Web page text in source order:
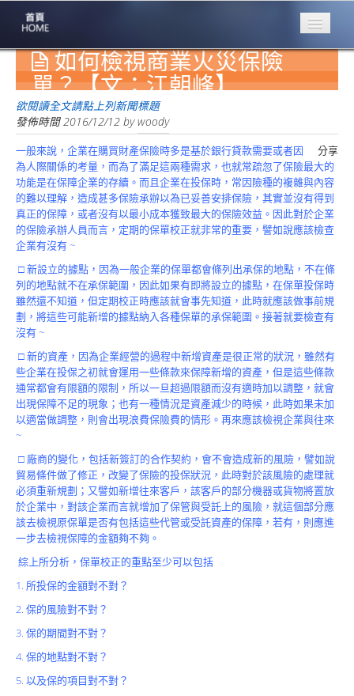
專業豐林
Professional
保險大家談
1386集
台灣商業保險
第一品牌
關於豐林
About
服務項目
Service
火災保額
估算系統
Product
如何檢視商業火災保險
單？【文：江朝峰】
欲閱讀全文請點上列新聞標題
發佈時間2016/12/12 bywoody
分享
一般來說，企業在購買財產保險時多是基於銀行貸款需要或者因
為人際關係的考量，而為了滿足這兩種需求，也就常疏忽了保險最大的
功能是在保障企業的存續。而且企業在投保時，常因險種的複雜與內容
的難以理解，造成甚多保險承辦以為已妥善安排保險，其實並沒有得到
真正的保障，或者沒有以最小成本獲致最大的保險效益。因此對於企業
的保險承辦人員而言，定期的保單校正就非常的重要，譬如說應該檢查
企業有沒有 ~
□ 新設立的據點，因為一般企業的保單都會條列出承保的地點，不在條
列的地點就不在承保範圍，因此如果有即將設立的據點，在保單投保時
雖然還不知道，但定期校正時應該就會事先知道，此時就應該做事前規
劃，將這些可能新增的據點納入各種保單的承保範圍。接著就要檢查有
沒有 ~
□ 新的資產，因為企業經營的過程中新增資產是很正常的狀況，雖然有
些企業在投保之初就會運用一些條款來保障新增的資產，但是這些條款
通常都會有限額的限制，所以一旦超過限額而沒有適時加以調整，就會
出現保障不足的現象；也有一種情況是資產減少的時候，此時如果未加
以適當做調整，則會出現浪費保險費的情形。再來應該檢視企業與往來
~
□ 廠商的變化，包括新簽訂的合作契約，會不會造成新的風險，譬如說
貿易條件做了修正，改變了保險的投保狀況，此時對於該風險的處理就
必須重新規劃；又譬如新增往來客戶，該客戶的部分機器或貨物將置放
於企業中，對該企業而言就增加了保管與受託上的風險，就這個部分應
該去檢視原保單是否有包括這些代管或受託資產的保障，若有，則應進
一步去檢視保障的金額夠不夠。
綜上所分析，保單校正的重點至少可以包括
1. 所投保的金額對不對？
2. 保的風險對不對？
3. 保的期間對不對？
4. 保的地點對不對？
5. 以及保的項目對不對？